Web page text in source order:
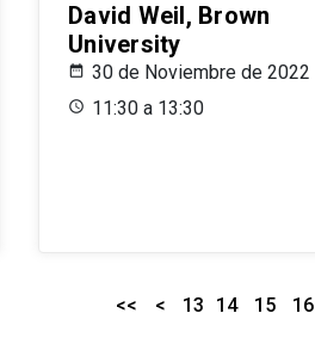
David Weil, Brown
University
30 de Noviembre de 2022
11:30 a 13:30
<< < 13 14 15 16